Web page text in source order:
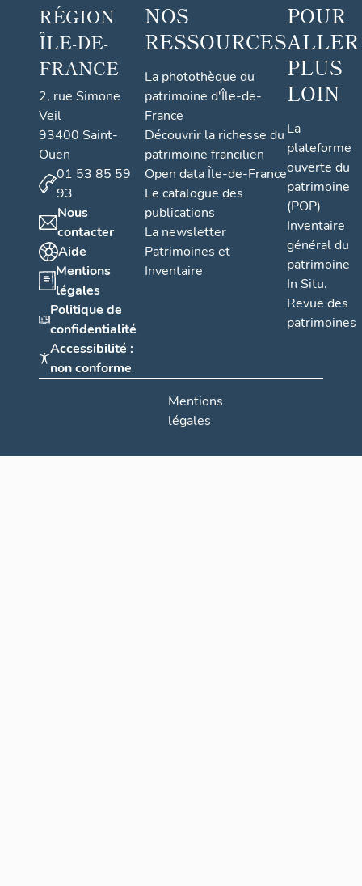
RÉGION
ÎLE-DE-
FRANCE
2, rue Simone
Veil
93400 Saint-
Ouen
01 53 85 59
93
Nous
contacter
Aide
Mentions
légales
Politique de
confidentialité
Accessibilité :
non conforme
NOS
RESSOURCES
La photothèque du
patrimoine d'Île-de-
France
Découvrir la richesse du
patrimoine francilien
Open data Île-de-France
Le catalogue des
publications
La newsletter
Patrimoines et
Inventaire
POUR
ALLER
PLUS
LOIN
La
plateforme
ouverte du
patrimoine
(POP)
Inventaire
général du
patrimoine
In Situ.
Revue des
patrimoines
Mentions
légales